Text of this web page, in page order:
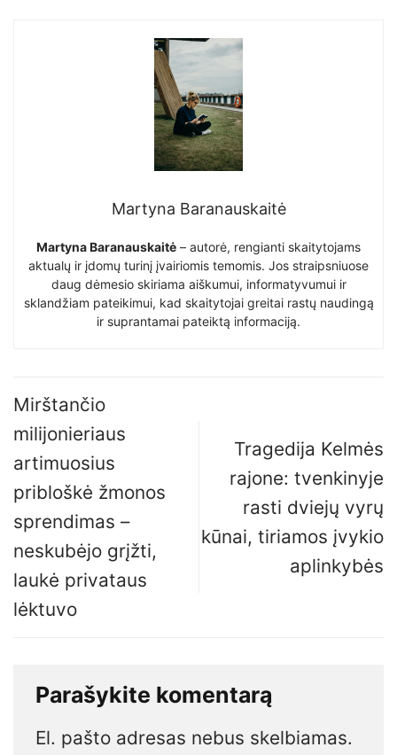
Martyna Baranauskaitė
Martyna Baranauskaitė – autorė, rengianti skaitytojams
aktualų ir įdomų turinį įvairiomis temomis. Jos straipsniuose
daug dėmesio skiriama aiškumui, informatyvumui ir
sklandžiam pateikimui, kad skaitytojai greitai rastų naudingą
ir suprantamai pateiktą informaciją.
Mirštančio
milijonieriaus
artimuosius
pribloškė žmonos
sprendimas –
neskubėjo grįžti,
laukė privataus
lėktuvo
Tragedija Kelmės
rajone: tvenkinyje
rasti dviejų vyrų
kūnai, tiriamos įvykio
aplinkybės
Parašykite komentarą
El. pašto adresas nebus skelbiamas.